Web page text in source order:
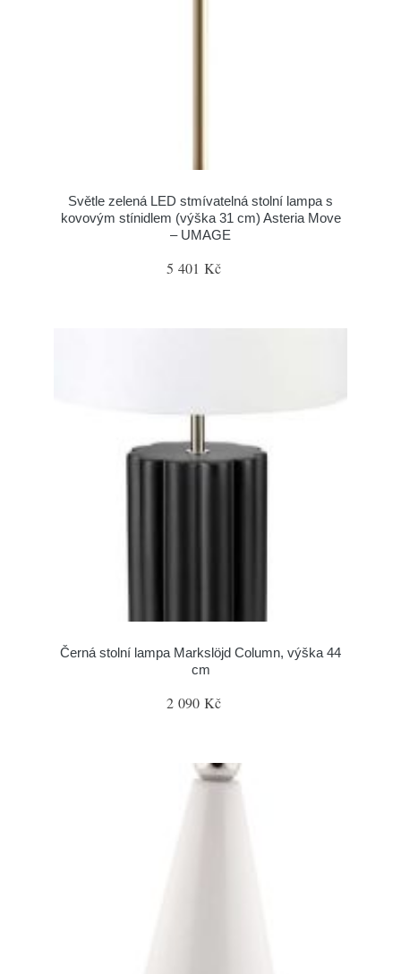
Světle zelená LED stmívatelná stolní lampa s
kovovým stínidlem (výška 31 cm) Asteria Move
– UMAGE
5 401 Kč
Černá stolní lampa Markslöjd Column, výška 44
cm
2 090 Kč